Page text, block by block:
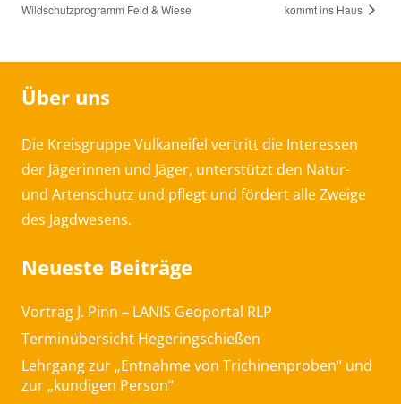
Wildschutzprogramm Feld & Wiese
kommt ins Haus
Über uns
Die Kreisgruppe Vulkaneifel vertritt die Interessen
der Jägerinnen und Jäger, unterstützt den Natur-
und Artenschutz und pflegt und fördert alle Zweige
des Jagdwesens.
Neueste Beiträge
Vortrag J. Pinn – LANIS Geoportal RLP
Terminübersicht Hegeringschießen
Lehrgang zur „Entnahme von Trichinenproben“ und
zur „kundigen Person“